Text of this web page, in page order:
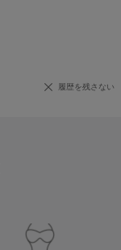
履歴を残さない